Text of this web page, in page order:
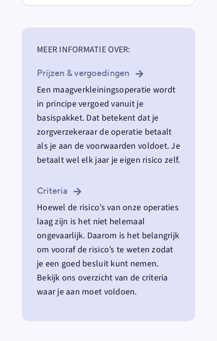
MEER INFORMATIE OVER:
Prijzen & vergoedingen
Een maagverkleiningsoperatie wordt
in principe vergoed vanuit je
basispakket. Dat betekent dat je
zorgverzekeraar de operatie betaalt
als je aan de voorwaarden voldoet. Je
betaalt wel elk jaar je eigen risico zelf.
Criteria
Hoewel de risico’s van onze operaties
laag zijn is het niet helemaal
ongevaarlijk. Daarom is het belangrijk
om vooraf de risico’s te weten zodat
je een goed besluit kunt nemen.
Bekijk ons overzicht van de criteria
waar je aan moet voldoen.